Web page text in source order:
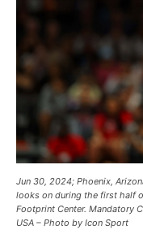
Jun 30, 2024; Phoenix,
looks on during the first half
Footprint Center. Mandatory
USA – Photo by Icon Sport